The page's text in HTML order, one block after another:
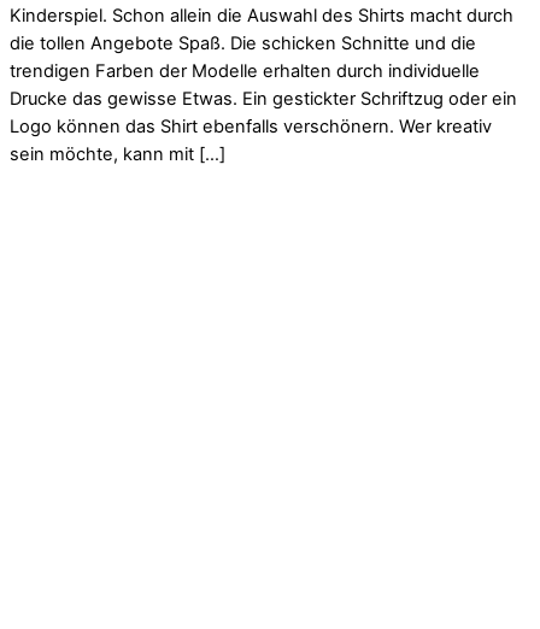
Kinderspiel. Schon allein die Auswahl des Shirts macht durch
die tollen Angebote Spaß. Die schicken Schnitte und die
trendigen Farben der Modelle erhalten durch individuelle
Drucke das gewisse Etwas. Ein gestickter Schriftzug oder ein
Logo können das Shirt ebenfalls verschönern. Wer kreativ
sein möchte, kann mit […]